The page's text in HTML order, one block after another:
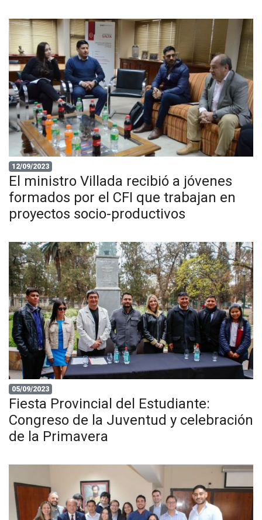
12/09/2023
El ministro Villada recibió a jóvenes
formados por el CFI que trabajan en
proyectos socio-productivos
05/09/2023
Fiesta Provincial del Estudiante:
Congreso de la Juventud y celebración
de la Primavera